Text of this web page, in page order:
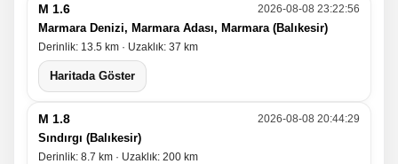
M 1.6 2026-08-08 23:22:56
Marmara Denizi, Marmara Adası, Marmara (Balıkesir)
Derinlik: 13.5 km · Uzaklık: 37 km
Haritada Göster
M 1.8 2026-08-08 20:44:29
Sındırgı (Balıkesir)
Derinlik: 8.7 km · Uzaklık: 200 km